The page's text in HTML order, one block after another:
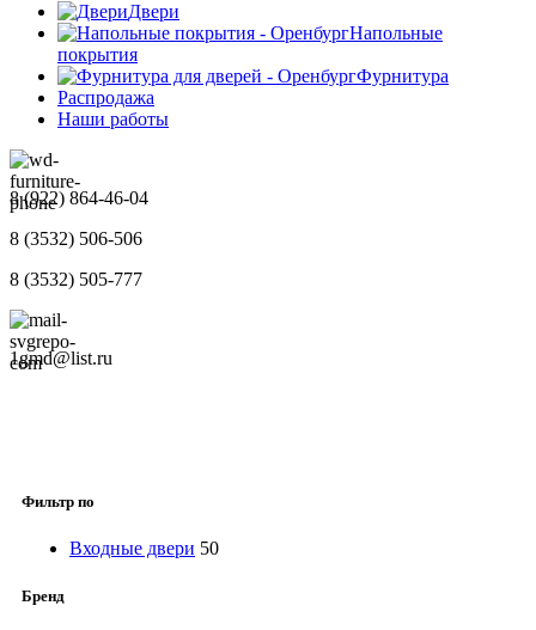
Двери
Напольные
покрытия
Фурнитура
Распродажа
Наши работы
8 (922) 864-46-04
8 (3532) 506-506
8 (3532) 505-777
1gmd@list.ru
Фильтр по
Входные двери 50
Бренд